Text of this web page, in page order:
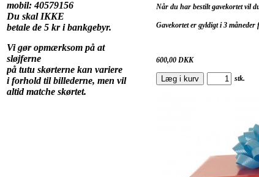
mobil: 40579156
Du skal IKKE
betale de 5 kr i bankgebyr.
Vi gør opmærksom på at
sløjferne
på tutu skørterne kan variere
i forhold til billederne, men vil
altid matche skørtet.
Når du har bestilt gavekortet vil
Gavekortet er gyldigt i 3 måneder
600,00 DKK
Læg i kurv stk.